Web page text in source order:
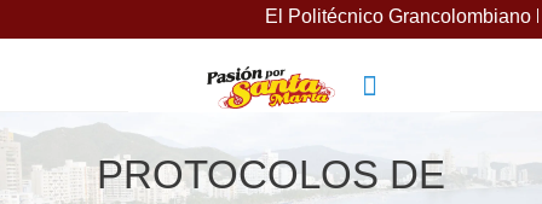
El Politécnico Grancolombiano
PROTOCOLOS DE